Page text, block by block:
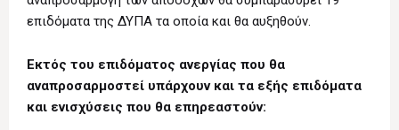
επιδόματα της ΔΥΠΑ τα οποία και θα αυξηθούν.
Εκτός του επιδόματος ανεργίας που θα
αναπροσαρμοστεί υπάρχουν και τα εξής επιδόματα
και ενισχύσεις που θα επηρεαστούν: